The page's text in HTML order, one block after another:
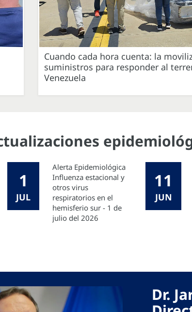
Cuando cada hora cuenta: la
suministros para responder al
Venezuela
1
JUL
Alerta Epidemiológica
Influenza estacional y
otros virus
respiratorios en el
hemisferio sur - 1 de
julio del 2026
11
JUN
Dr.